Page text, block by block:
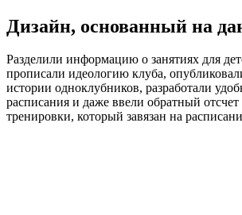
Дизайн, основанный на
Разделили информацию о занятиях для
прописали идеологию клуба,
истории одноклубников, разработали
расписания и даже ввели обратный
тренировки, который завязан на